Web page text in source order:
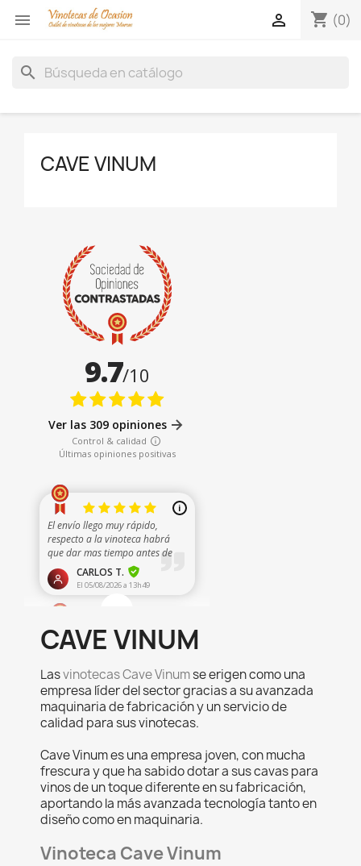
 shopping_cart (0)

search
CAVE VINUM
CAVE VINUM
Lasvinotecas Cave Vinumse erigen como una
empresa líder del sector gracias a su avanzada
maquinaria de fabricación y un servicio de
calidad para sus vinotecas.
Cave Vinum es una empresa joven, con mucha
frescura y que ha sabido dotar a sus cavas para
vinos de un toque diferente en su fabricación,
aportando la más avanzada tecnología tanto en
diseño como en maquinaria.
Vinoteca Cave Vinum